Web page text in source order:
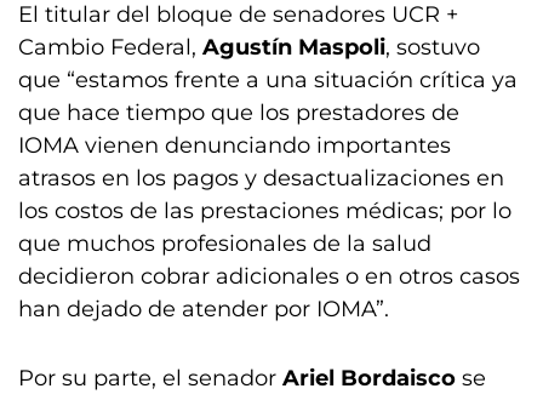
El titular del bloque de senadores UCR +
Cambio Federal, Agustín Maspoli, sostuvo
que “estamos frente a una situación crítica ya
que hace tiempo que los prestadores de
IOMA vienen denunciando importantes
atrasos en los pagos y desactualizaciones en
los costos de las prestaciones médicas; por lo
que muchos profesionales de la salud
decidieron cobrar adicionales o en otros casos
han dejado de atender por IOMA”.
Por su parte, el senador Ariel Bordaisco se